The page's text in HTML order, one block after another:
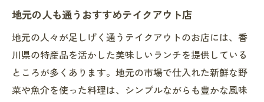
地元の人も通うおすすめテイクアウト店
地元の人々が足しげく通うテイクアウトのお店には、香
川県の特産品を活かした美味しいランチを提供している
ところが多くあります。地元の市場で仕入れた新鮮な野
菜や魚介を使った料理は、シンプルながらも豊かな風味